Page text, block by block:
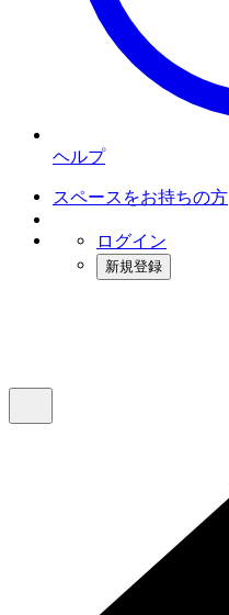
ヘルプ
スペースをお持ちの方
ログイン
新規登録